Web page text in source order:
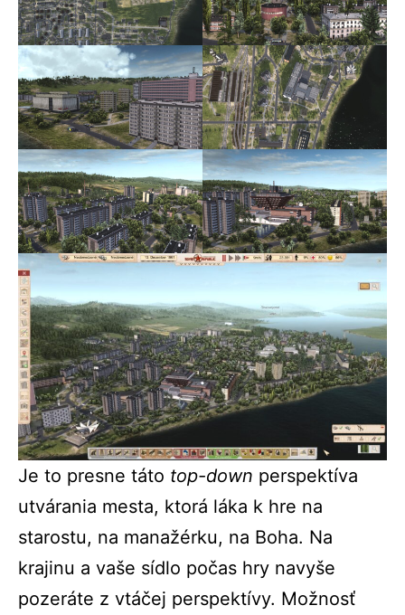
Je to presne táto top-down perspektíva
utvárania mesta, ktorá láka k hre na
starostu, na manažérku, na Boha. Na
krajinu a vaše sídlo počas hry navyše
pozeráte z vtáčej perspektívy. Možnosť